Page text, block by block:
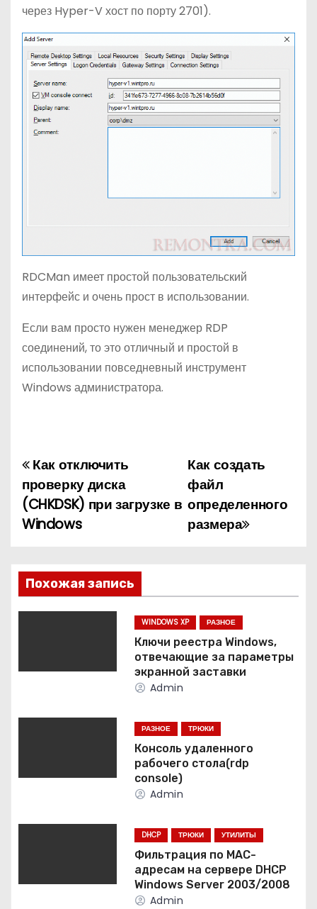
через Hyper-V хост по порту 2701).
RDCMan имеет простой пользовательский
интерфейс и очень прост в использовании.
Если вам просто нужен менеджер RDP
соединений, то это отличный и простой в
использовании повседневный инструмент
Windows администратора.
Н
а
в
г
а
и
а
и
Как создать
файл
определенного
размера
Как отключить
проверку диска
(CHKDSK) при загрузке в
Windows
Похожая запись
WINDOWS XP РАЗНОЕ
Ключи реестра Windows,
отвечающие за параметры
экранной заставки
Admin
РАЗНОЕ ТРЮКИ
Консоль удаленного
рабочего стола(rdp
console)
Admin
DHCP ТРЮКИ УТИЛИТЫ
Фильтрация по МАС-
адресам на сервере DHCP
Windows Server 2003/2008
Admin